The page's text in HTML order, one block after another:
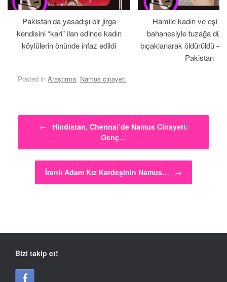
Pakistan’da yasadışı bir jirga
kendisini “kari” ilan edince kadın
köylülerin önünde infaz edildi
Hamile kadın ve eşi
bahanesiyle tuzağa
bıçaklanarak öldürüldü –
Pakistan
Posted in Araştırma, Namus cinayeti.
Post navigation
←
Hindistan, Chennai’de Namus Cinayeti:
Genç…
İranlı Adam Kız Kardeşinin Namus… →
Bizi takip et!